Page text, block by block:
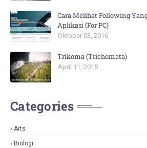
Cara Melihat Following
Aplikasi (For PC)
Oktober 03, 2016
Trikoma (Trichomata)
April 11, 2015
Categories
Arts
Biologi